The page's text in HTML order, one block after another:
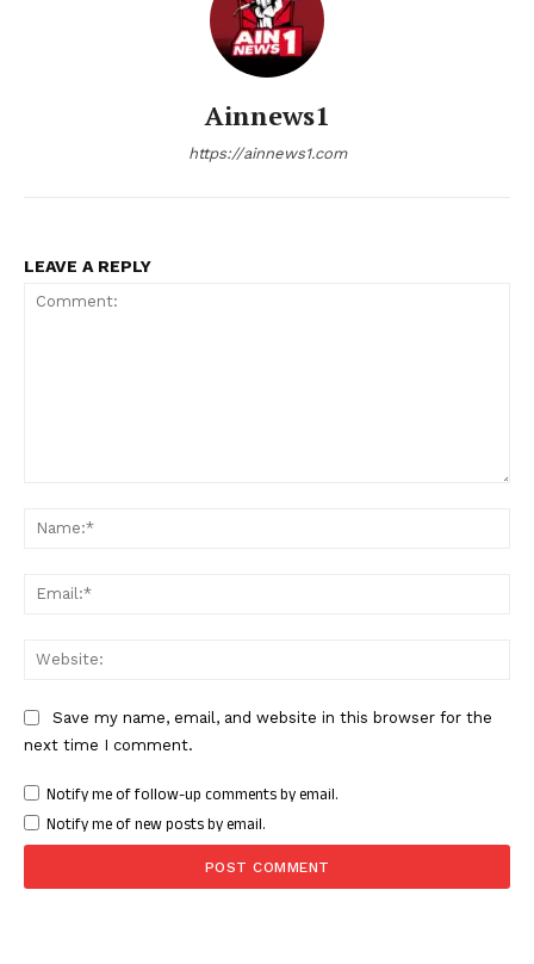
Ainnews1
https://ainnews1.com
LEAVE A REPLY
Save my name, email, and website in this browser for the
next time I comment.
Notify me of follow-up comments by email.
Notify me of new posts by email.